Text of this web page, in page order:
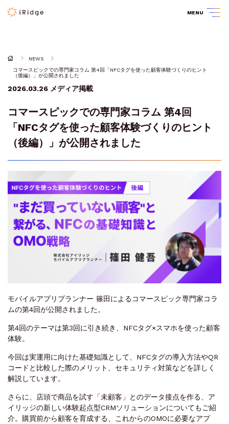
MENU
NEWS
コマースピックでの専門家コラム 第4回「NFCタグを使った顧客体験づくりのヒント
（後編）」が公開されました
2026.03.26 メディア掲載
コマースピックでの専門家コラム 第4回
「NFCタグを使った顧客体験づくりのヒント
（後編）」が公開されました
モバイルアプリプランナー 篠田によるコマースピック専門家コラ
ムの第4回が公開されました。
第4回のテーマは第3回に引き続き、NFCタグ×スマホを使った顧客
体験。
今回は実運用に向けた基礎知識として、NFCタグの導入方法やQR
コードと比較した際のメリット、セキュリティ対策などを詳しく
解説しています。
さらに、店頭で商品を試す「未顧客」とのデータ接点を作る、ア
イリッジの新しい体験起点型CRMソリューションについてもご紹
介。購買前から顧客を育成する、これからのOMOに必要なアプ